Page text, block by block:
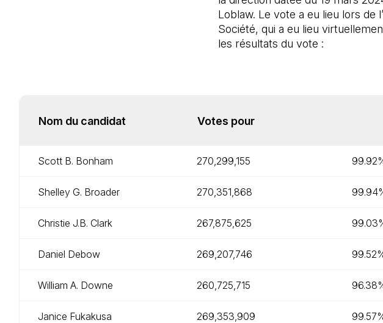
Loblaw. Le vote a eu lieu lors de
Société, qui a eu lieu
les résultats du vote :
Nom du candidat Votes pour
Scott B. Bonham 270,299,155
Shelley G. Broader 270,351,868
Christie J.B. Clark 267,875,625
Daniel Debow 269,207,746
William A. Downe 260,725,715
Janice Fukakusa 269,353,909